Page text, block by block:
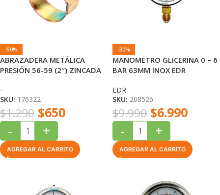
-50%
ABRAZADERA METÁLICA
PRESIÓN 56-59 (2″) ZINCADA
-
SKU: 176322
$1.290 $650
- +
AGREGAR AL CARRITO
-30%
MANOMETRO GLICERINA 0 – 6
BAR 63MM INOX EDR
EDR
SKU: 208526
$9.990 $6.990
- +
AGREGAR AL CARRITO